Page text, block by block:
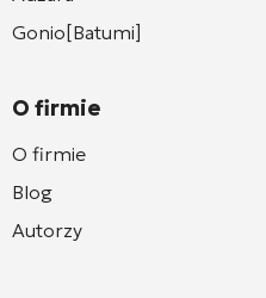
Gonio[Batumi]
O firmie
O firmie
Blog
Autorzy